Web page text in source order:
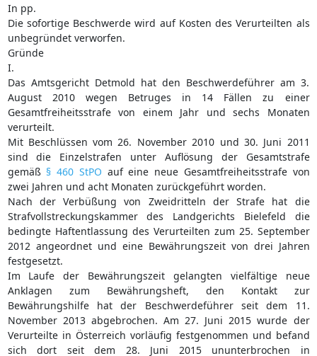
In pp.
Die sofortige Beschwerde wird auf Kosten des Verurteilten als
unbegründet verworfen.
Gründe
I.
Das Amtsgericht Detmold hat den Beschwerdeführer am 3.
August 2010 wegen Betruges in 14 Fällen zu einer
Gesamtfreiheitsstrafe von einem Jahr und sechs Monaten
verurteilt.
Mit Beschlüssen vom 26. November 2010 und 30. Juni 2011
sind die Einzelstrafen unter Auflösung der Gesamtstrafe
gemäß § 460 StPO auf eine neue Gesamtfreiheitsstrafe von
zwei Jahren und acht Monaten zurückgeführt worden.
Nach der Verbüßung von Zweidritteln der Strafe hat die
Strafvollstreckungskammer des Landgerichts Bielefeld die
bedingte Haftentlassung des Verurteilten zum 25. September
2012 angeordnet und eine Bewährungszeit von drei Jahren
festgesetzt.
Im Laufe der Bewährungszeit gelangten vielfältige neue
Anklagen zum Bewährungsheft, den Kontakt zur
Bewährungshilfe hat der Beschwerdeführer seit dem 11.
November 2013 abgebrochen. Am 27. Juni 2015 wurde der
Verurteilte in Österreich vorläufig festgenommen und befand
sich dort seit dem 28. Juni 2015 ununterbrochen in